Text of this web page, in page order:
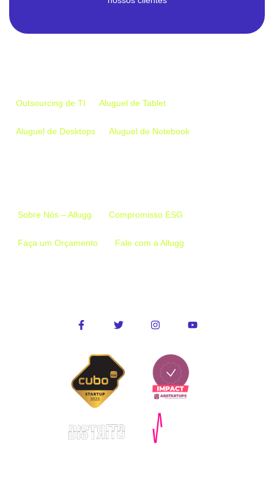
Outsourcing de TI Aluguel de Tablet
Aluguel de Desktops Aluguel de Notebook
Sobre Nós – Allugg Compromisso ESG
Faça um Orçamento Fale com a Allugg